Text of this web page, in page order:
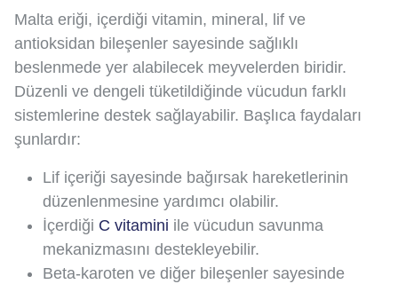
Malta eriği, içerdiği vitamin, mineral, lif ve
antioksidan bileşenler sayesinde sağlıklı
beslenmede yer alabilecek meyvelerden biridir.
Düzenli ve dengeli tüketildiğinde vücudun farklı
sistemlerine destek sağlayabilir. Başlıca faydaları
şunlardır:
Lif içeriği sayesinde bağırsak hareketlerinin
düzenlenmesine yardımcı olabilir.
İçerdiği C vitamini ile vücudun savunma
mekanizmasını destekleyebilir.
Beta-karoten ve diğer bileşenler sayesinde